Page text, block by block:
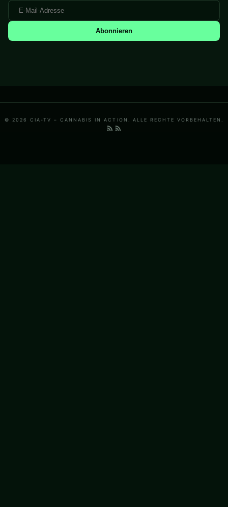
Abonnieren
© 2026 CIA-TV – CANNABIS IN ACTION. ALLE RECHTE VORBEHALTEN.